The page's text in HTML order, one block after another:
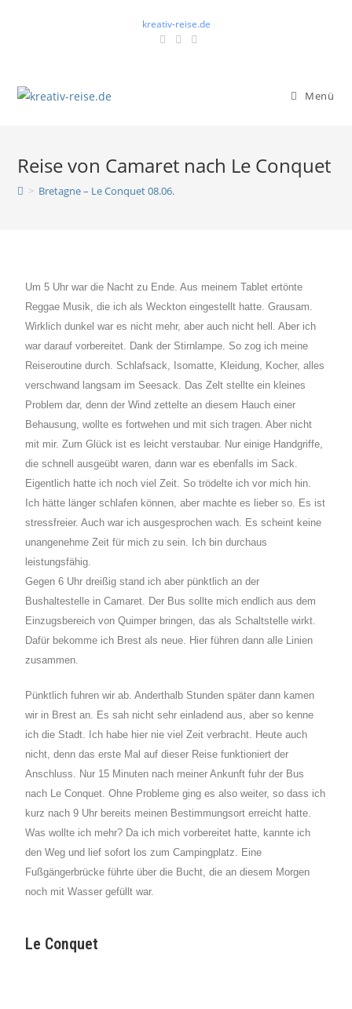
kreativ-reise.de
Menü
Reise von Camaret nach Le Conquet
> Bretagne – Le Conquet 08.06.
Um 5 Uhr war die Nacht zu Ende. Aus meinem Tablet ertönte
Reggae Musik, die ich als Weckton eingestellt hatte. Grausam.
Wirklich dunkel war es nicht mehr, aber auch nicht hell. Aber ich
war darauf vorbereitet. Dank der Stirnlampe. So zog ich meine
Reiseroutine durch. Schlafsack, Isomatte, Kleidung, Kocher, alles
verschwand langsam im Seesack. Das Zelt stellte ein kleines
Problem dar, denn der Wind zettelte an diesem Hauch einer
Behausung, wollte es fortwehen und mit sich tragen. Aber nicht
mit mir. Zum Glück ist es leicht verstaubar. Nur einige Handgriffe,
die schnell ausgeübt waren, dann war es ebenfalls im Sack.
Eigentlich hatte ich noch viel Zeit. So trödelte ich vor mich hin.
Ich hätte länger schlafen können, aber machte es lieber so. Es ist
stressfreier. Auch war ich ausgesprochen wach. Es scheint keine
unangenehme Zeit für mich zu sein. Ich bin durchaus
leistungsfähig.
Gegen 6 Uhr dreißig stand ich aber pünktlich an der
Bushaltestelle in Camaret. Der Bus sollte mich endlich aus dem
Einzugsbereich von Quimper bringen, das als Schaltstelle wirkt.
Dafür bekomme ich Brest als neue. Hier führen dann alle Linien
zusammen.
Pünktlich fuhren wir ab. Anderthalb Stunden später dann kamen
wir in Brest an. Es sah nicht sehr einladend aus, aber so kenne
ich die Stadt. Ich habe hier nie viel Zeit verbracht. Heute auch
nicht, denn das erste Mal auf dieser Reise funktioniert der
Anschluss. Nur 15 Minuten nach meiner Ankunft fuhr der Bus
nach Le Conquet. Ohne Probleme ging es also weiter, so dass ich
kurz nach 9 Uhr bereits meinen Bestimmungsort erreicht hatte.
Was wollte ich mehr? Da ich mich vorbereitet hatte, kannte ich
den Weg und lief sofort los zum Campingplatz. Eine
Fußgängerbrücke führte über die Bucht, die an diesem Morgen
noch mit Wasser gefüllt war.
Le Conquet